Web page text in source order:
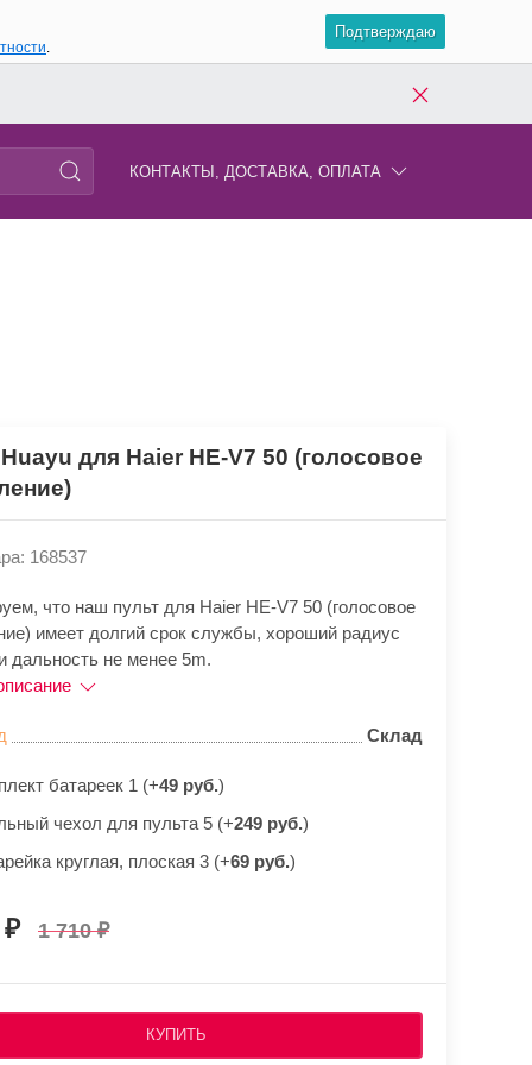
.
Подтверждаю
КОНТАКТЫ, ДОСТАВКА, ОПЛАТА
для Haier HE-V7 50 (голосовое
168537
что наш пульт для Haier HE-V7 50 (голосовое
имеет долгий срок службы, хороший радиус
дальность не менее 5m.
Склад
батареек 1 (+49 руб.)
чехол для пульта 5 (+249 руб.)
круглая, плоская 3 (+69 руб.)
1 710
КУПИТЬ